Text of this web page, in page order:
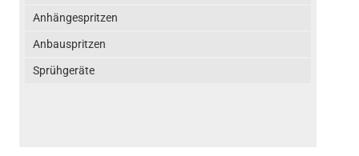
Anhängespritzen
Anbauspritzen
Sprühgeräte